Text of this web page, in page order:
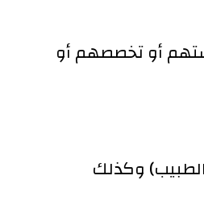
أو تخصصهم أو
وكذلك